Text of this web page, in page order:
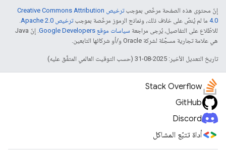
إنّ محتوى هذه الصفحة مرخّص بموجب
ترخيص Creative Commons Attribution
4.0‏ ما لم يُنصّ على خلاف ذلك، ونماذج الرموز مرخّصة بموجبترخيص Apache 2.0‏
.
للاطّلاع على التفاصيل، يُرجى مراجعة سياسات موقع Google Developers‏
. إنّ Java
هي علامة تجارية مسجَّلة لشركة Oracle و/أو شركائها التابعين.
تاريخ التعديل الأخير: 2025-08-31 (حسب التوقيت العالمي المتفَّق عليه)
Stack Overflow
GitHub
Discord
أداة تتبّع المشاكل